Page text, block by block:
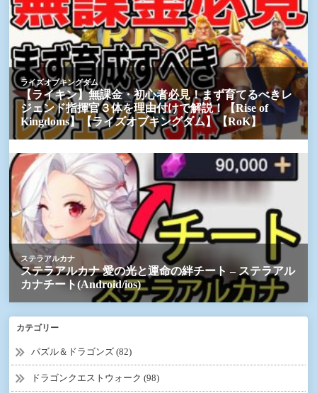
カテゴリー
パズル＆ドラゴンズ (82)
ドラゴンクエストウォーク (98)